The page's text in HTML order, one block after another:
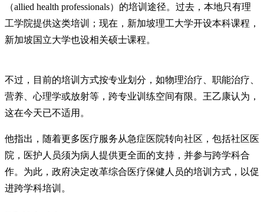
（allied health professionals）的培训途径。过去，本地只有理
工学院提供这类培训；现在，新加坡理工大学开设本科课程，
新加坡国立大学也设相关硕士课程。
不过，目前的培训方式按专业划分，如物理治疗、职能治疗、
营养、心理学或放射等，跨专业训练空间有限。王乙康认为，
这在今天已不适用。
他指出，随着更多医疗服务从急症医院转向社区，包括社区医
院，医护人员须为病人提供更全面的支持，并参与跨学科合
作。为此，政府决定改革综合医疗保健人员的培训方式，以促
进跨学科培训。